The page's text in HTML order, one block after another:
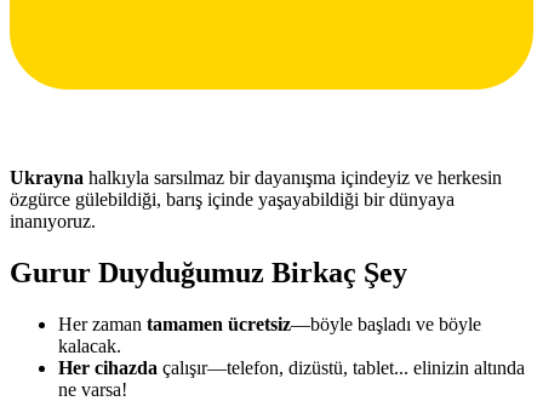
Ukrayna halkıyla sarsılmaz bir dayanışma içindeyiz ve herkesin
özgürce gülebildiği, barış içinde yaşayabildiği bir dünyaya
inanıyoruz.
Gurur Duyduğumuz Birkaç Şey
Her zaman tamamen ücretsiz—böyle başladı ve böyle
kalacak.
Her cihazda çalışır—telefon, dizüstü, tablet... elinizin altında
ne varsa!